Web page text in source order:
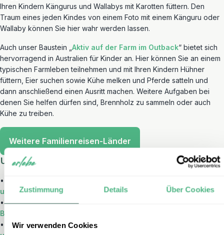
Zustimmung Details Über Cookies
Wir verwenden Cookies
Ihren Kindern Kängurus und Wallabys mit Karotten füttern. Den
Traum eines jeden Kindes von einem Foto mit einem Känguru oder
Wallaby können Sie hier wahr werden lassen.
Auch unser Baustein „ Aktiv auf der Farm im Outback“ bietet sich
hervorragend in Australien für Kinder an. Hier können Sie an einem
typischen Farmleben teilnehmen und mit Ihren Kindern Hühner
füttern, Eier suchen sowie Kühe melken und Pferde satteln und
dann anschließend einen Ausritt machen. Weitere Aufgaben bei
denen Sie helfen dürfen sind, Brennholz zu sammeln oder auch
Kühe zu treiben.
Weitere Familienreisen-Länder
Unsere beliebtesten Rundreisen in Australien:
•
und Ostküste
•3 Wochen Australien – Von Sydney zum Ayers Rock & Great
Barrier Reef
•
Australien Roadtrip entlang der Südküste – Kultur, Koalas